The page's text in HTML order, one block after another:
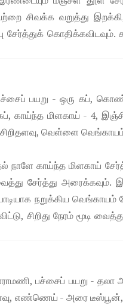
சிவக்க வறுத்து
சேர்த்துக்
பயறு - ஒரு கப்,
காய்ந்த மிளகாய் - 4,
வெள்ளை
நாளே காய்ந்த மிளகாய்
சேர்த்து அரைக்கவும்.
நறுக்கிய
சிறிது நேரம் மூடி
பச்சைப் பயறு -
எண்ணெய் - அரை